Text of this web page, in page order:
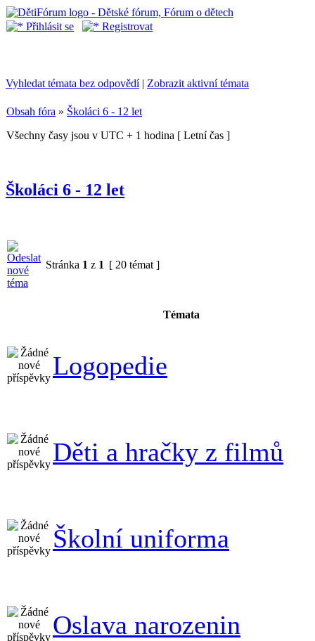
Přihlásit se Registrovat
Vyhledat témata bez odpovědí| Zobrazit aktivní témata
Obsah fóra » Školáci 6 - 12 let
Všechny časy jsou v UTC + 1 hodina [ Letní čas ]
Školáci 6 - 12 let
Stránka 1 z 1 [ 20 témat ]
Témata
Logopedie
Děti a hračky z filmů
Školní uniforma
Oslava narozenin